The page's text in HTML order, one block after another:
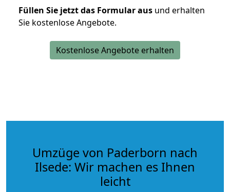
Füllen Sie jetzt das Formular aus und erhalten
Sie kostenlose Angebote.
Kostenlose Angebote erhalten
Umzüge von Paderborn nach
Ilsede: Wir machen es Ihnen
leicht